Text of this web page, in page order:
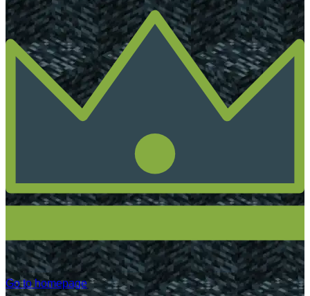
Go to homepage